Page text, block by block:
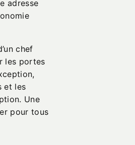
adresse
chef
les portes
et les
Une
pour tous